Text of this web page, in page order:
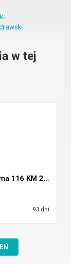
w tej
Sprzedam Mitsubishi ASX 1.6 benzyna 116 KM 2016r
93 dni